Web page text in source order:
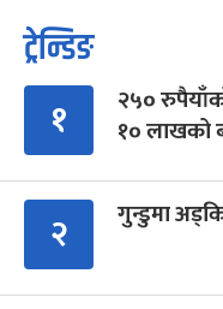
ट्रेन्डिङ
१
२५०
१० लाखको
२ गुन्डुमा